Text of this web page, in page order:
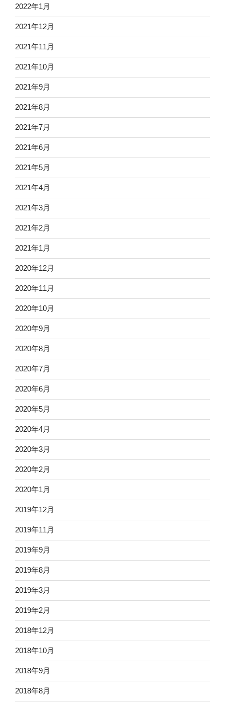
2022年1月
2021年12月
2021年11月
2021年10月
2021年9月
2021年8月
2021年7月
2021年6月
2021年5月
2021年4月
2021年3月
2021年2月
2021年1月
2020年12月
2020年11月
2020年10月
2020年9月
2020年8月
2020年7月
2020年6月
2020年5月
2020年4月
2020年3月
2020年2月
2020年1月
2019年12月
2019年11月
2019年9月
2019年8月
2019年3月
2019年2月
2018年12月
2018年10月
2018年9月
2018年8月